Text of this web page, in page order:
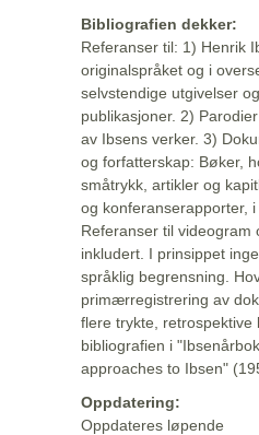
Bibliografien dekker:
Referanser til: 1) Henrik
originalspråket og i
selvstendige utgivelser
publikasjoner. 2)
av Ibsens verker. 3)
og forfatterskap: Bøker,
småtrykk, artikler og
og konferanserapporter,
Referanser til videogram
inkludert. I prinsippet
språklig begrensning.
primærregistrering av
flere trykte, retrospektive
bibliografien i
approaches to Ibsen"
Oppdatering:
Oppdateres løpende